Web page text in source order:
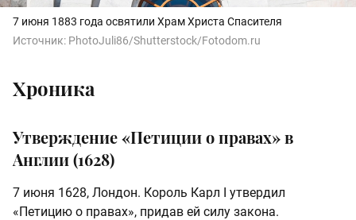
7 июня 1883 года освятили Храм Христа Спасителя
Источник: PhotoJuli86/Shutterstock/Fotodom.ru
Хроника
Утверждение «Петиции о правах» в
Англии (1628)
7 июня 1628, Лондон. Король Карл I утвердил
«Петицию о правах», придав ей силу закона.